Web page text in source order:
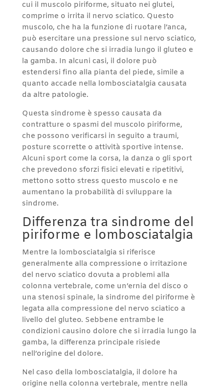
cui il muscolo piriforme, situato nei glutei,
comprime o irrita il nervo sciatico. Questo
muscolo, che ha la funzione di ruotare l’anca,
può esercitare una pressione sul nervo sciatico,
causando dolore che si irradia lungo il gluteo e
la gamba. In alcuni casi, il dolore può
estendersi fino alla pianta del piede, simile a
quanto accade nella lombosciatalgia causata
da altre patologie.
Questa sindrome è spesso causata da
contratture o spasmi del muscolo piriforme,
che possono verificarsi in seguito a traumi,
posture scorrette o attività sportive intense.
Alcuni sport come la corsa, la danza o gli sport
che prevedono sforzi fisici elevati e ripetitivi,
mettono sotto stress questo muscolo e ne
aumentano la probabilità di sviluppare la
sindrome.
Differenza tra sindrome del
piriforme e lombosciatalgia
Mentre la lombosciatalgia si riferisce
generalmente alla compressione o irritazione
del nervo sciatico dovuta a problemi alla
colonna vertebrale, come un’ernia del disco o
una stenosi spinale, la sindrome del piriforme è
legata alla compressione del nervo sciatico a
livello del gluteo. Sebbene entrambe le
condizioni causino dolore che si irradia lungo la
gamba, la differenza principale risiede
nell’origine del dolore.
Nel caso della lombosciatalgia, il dolore ha
origine nella colonna vertebrale, mentre nella